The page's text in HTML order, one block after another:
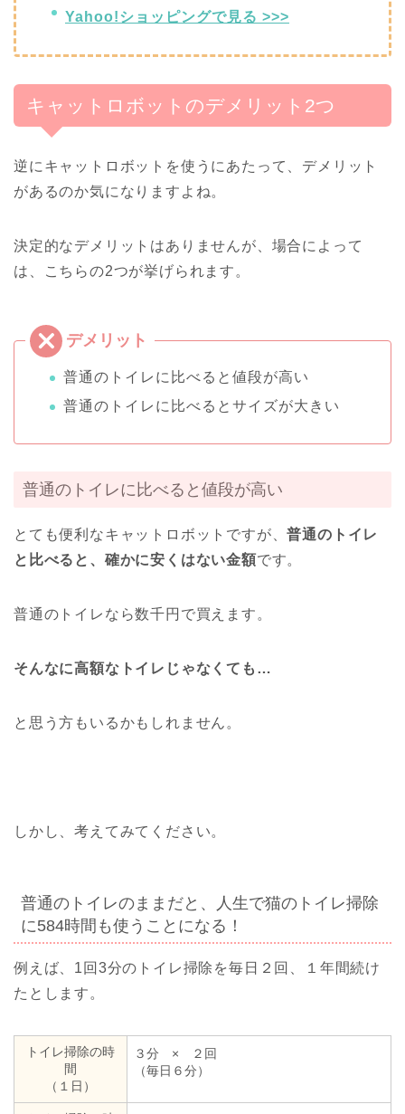
Yahoo!ショッピングで見る >>>
キャットロボットのデメリット2つ
逆にキャットロボットを使うにあたって、デメリット
があるのか気になりますよね。
決定的なデメリットはありませんが、場合によって
は、こちらの2つが挙げられます。
普通のトイレに比べると値段が高い
普通のトイレに比べるとサイズが大きい
普通のトイレに比べると値段が高い
とても便利なキャットロボットですが、普通のトイレ
と比べると、確かに安くはない金額です。
普通のトイレなら数千円で買えます。
そんなに高額なトイレじゃなくても…
と思う方もいるかもしれません。
しかし、考えてみてください。
普通のトイレのままだと、人生で猫のトイレ掃除
に584時間も使うことになる！
例えば、1回3分のトイレ掃除を毎日２回、１年間続け
たとします。
トイレ掃除の時
間
（１日）
３分 × ２回
（毎日６分）